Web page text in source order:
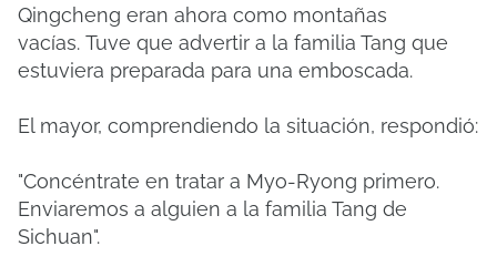
Qingcheng eran ahora como montañas
vacías. Tuve que advertir a la familia Tang que
estuviera preparada para una emboscada.
El mayor, comprendiendo la situación, respondió:
"Concéntrate en tratar a Myo-Ryong primero.
Enviaremos a alguien a la familia Tang de
Sichuan".